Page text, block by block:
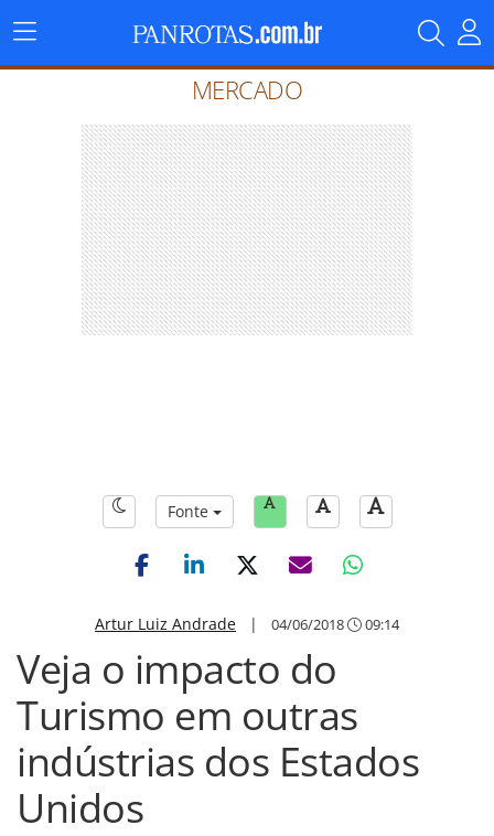
Menu
Principal
MERCADO
Fonte
Artur Luiz Andrade | 04/06/2018 09:14
Veja o impacto do
Turismo em outras
indústrias dos Estados
Unidos